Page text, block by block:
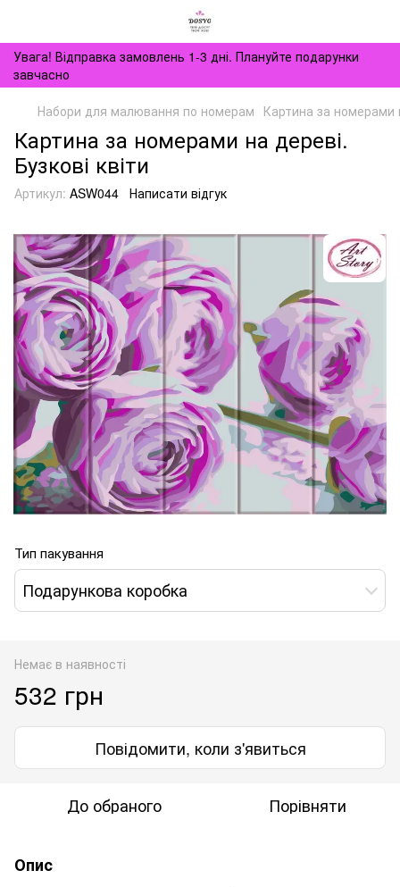
Увага! Відправка замовлень 1-3 дні. Плануйте подарунки
завчасно
Набори для малювання по номерам Картина за номерами
Картина за номерами на дереві.
Бузкові квіти
Артикул: ASW044 Написати відгук
Тип пакування
Подарункова коробка
Немає в наявності
532 грн
Повідомити, коли з'явиться
До обраного Порівняти
Опис